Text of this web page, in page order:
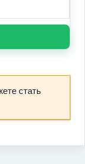
стать